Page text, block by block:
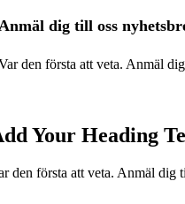
dig till oss
den första att veta. Anmäl
Your Heading
den första att veta. Anmäl dig